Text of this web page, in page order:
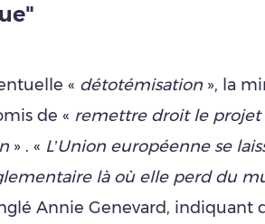
« détotémisation », la
de « remettre droit le projet
» . « L’Union européenne se
là où elle perd du
Annie Genevard, indiquant